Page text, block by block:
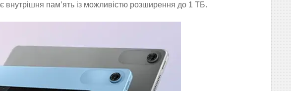
внутрішня пам’ять із можливістю розширення до 1 ТБ.